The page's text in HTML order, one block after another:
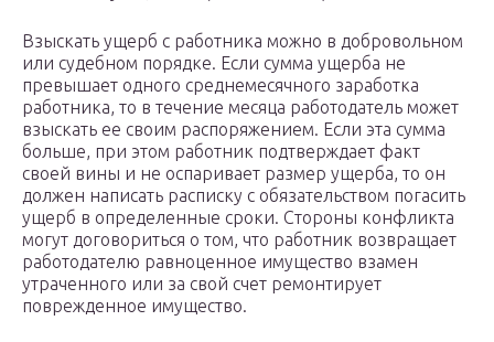
Взыскать ущерб с работника можно в добровольном
или судебном порядке. Если сумма ущерба не
превышает одного среднемесячного заработка
работника, то в течение месяца работодатель может
взыскать ее своим распоряжением. Если эта сумма
больше, при этом работник подтверждает факт
своей вины и не оспаривает размер ущерба, то он
должен написать расписку с обязательством погасить
ущерб в определенные сроки. Стороны конфликта
могут договориться о том, что работник возвращает
работодателю равноценное имущество взамен
утраченного или за свой счет ремонтирует
поврежденное имущество.